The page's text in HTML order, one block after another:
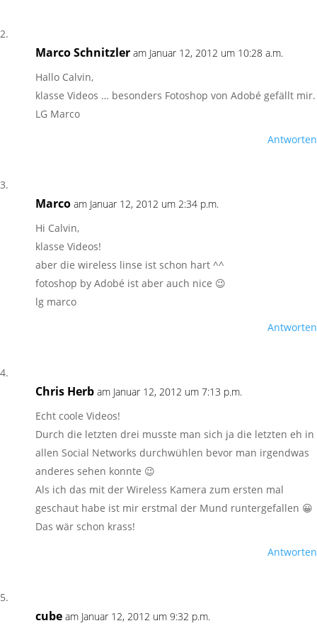
Marco Schnitzler am Januar 12, 2012 um 10:28 a.m.
Hallo Calvin,
klasse Videos … besonders Fotoshop von Adobé gefällt mir.
LG Marco
Antworten
Marco am Januar 12, 2012 um 2:34 p.m.
Hi Calvin,
klasse Videos!
aber die wireless linse ist schon hart ^^
fotoshop by Adobé ist aber auch nice 😉
lg marco
Antworten
Chris Herb am Januar 12, 2012 um 7:13 p.m.
Echt coole Videos!
Durch die letzten drei musste man sich ja die letzten eh in
allen Social Networks durchwühlen bevor man irgendwas
anderes sehen konnte 😉
Als ich das mit der Wireless Kamera zum ersten mal
geschaut habe ist mir erstmal der Mund runtergefallen 😀
Das wär schon krass!
Antworten
cube am Januar 12, 2012 um 9:32 p.m.